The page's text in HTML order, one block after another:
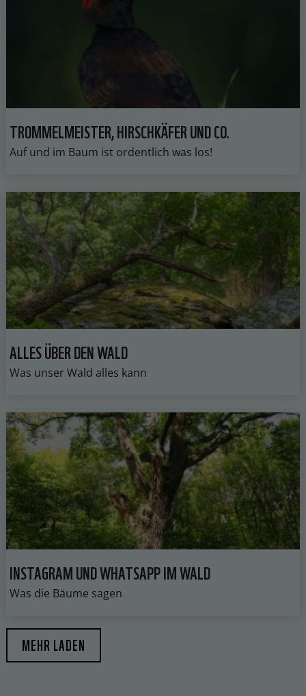
TROMMELMEISTER, HIRSCHKÄFER UND CO.
Auf und im Baum ist ordentlich was los!
ALLES ÜBER DEN WALD
Was unser Wald alles kann
INSTAGRAM UND WHATSAPP IM WALD
Was die Bäume sagen
MEHR LADEN